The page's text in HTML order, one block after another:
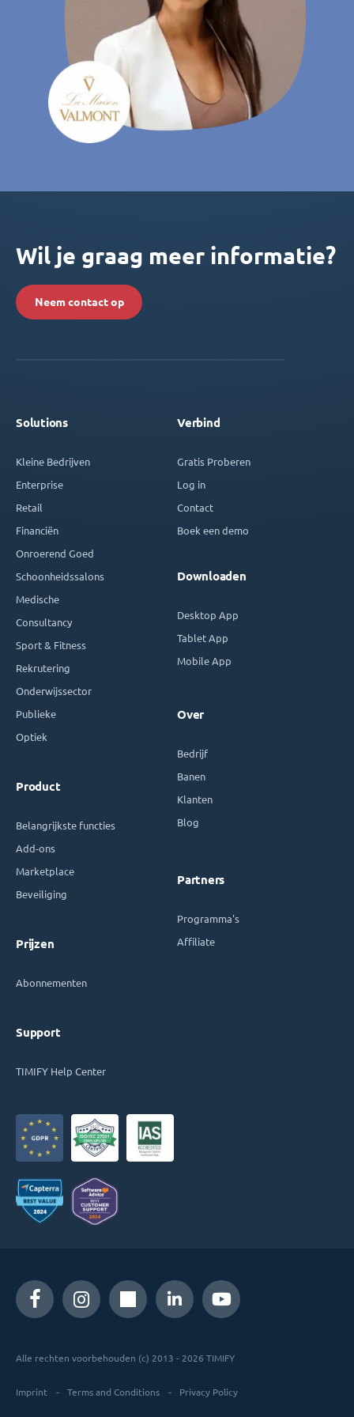
Wil je graag meer informatie?
Neem contact op
Solutions
Kleine Bedrijven
Enterprise
Retail
Financiën
Onroerend Goed
Schoonheidssalons
Medische
Consultancy
Sport & Fitness
Rekrutering
Onderwijssector
Publieke
Optiek
Product
Belangrijkste functies
Add-ons
Marketplace
Beveiliging
Prijzen
Abonnementen
Support
TIMIFY Help Center
Verbind
Gratis Proberen
Log in
Contact
Boek een demo
Downloaden
Desktop App
Tablet App
Mobile App
Over
Bedrijf
Banen
Klanten
Blog
Partners
Programma's
Affiliate
Alle rechten voorbehouden (c) 2013 - 2026 TIMIFY
Imprint Terms and Conditions Privacy Policy